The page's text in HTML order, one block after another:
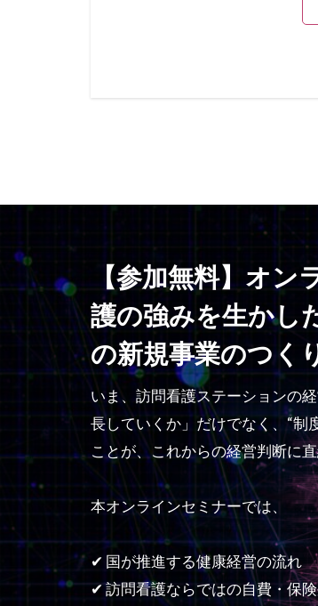
【参加無料】オ
護の強みを生かし
の新規事業のつく
いま、訪問看護ステーションの
長していくか」だけでなく、“制
ことが、これからの経営判断に
本オンラインセミナーでは、
✔ 国が推進する健康経営の流れ
✔ 訪問看護ならではの自費・保